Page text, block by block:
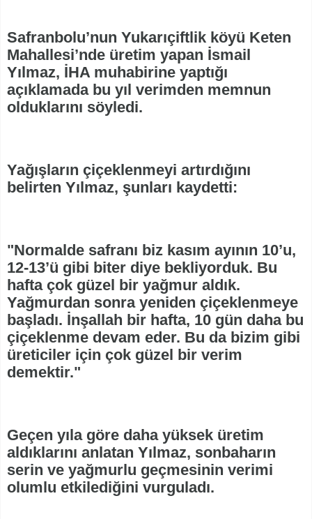
Safranbolu’nun Yukarıçiftlik köyü Keten
Mahallesi’nde üretim yapan İsmail
Yılmaz, İHA muhabirine yaptığı
açıklamada bu yıl verimden memnun
olduklarını söyledi.
Yağışların çiçeklenmeyi artırdığını
belirten Yılmaz, şunları kaydetti:
"Normalde safranı biz kasım ayının 10’u,
12-13’ü gibi biter diye bekliyorduk. Bu
hafta çok güzel bir yağmur aldık.
Yağmurdan sonra yeniden çiçeklenmeye
başladı. İnşallah bir hafta, 10 gün daha bu
çiçeklenme devam eder. Bu da bizim gibi
üreticiler için çok güzel bir verim
demektir."
Geçen yıla göre daha yüksek üretim
aldıklarını anlatan Yılmaz, sonbaharın
serin ve yağmurlu geçmesinin verimi
olumlu etkilediğini vurguladı.